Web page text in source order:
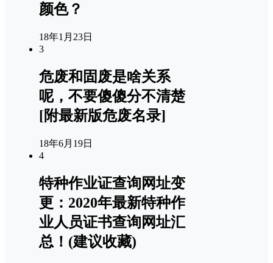
颜色？
18年1月23日
3
危废和固废是啥关系
呢，不要傻傻分不清楚
[附最新版危废名录]
18年6月19日
4
特种作业证查询网址变
更：2020年最新特种作
业人员证书查询网址汇
总！(建议收藏)